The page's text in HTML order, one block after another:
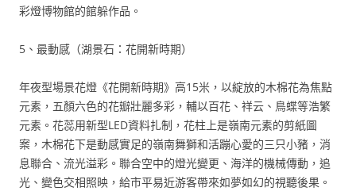
彩燈博物館的館躲作品。
5、最動感（湖景石：花開新時期）
年夜型場景花燈《花開新時期》高15米，以綻放的木棉花為焦點
元素，五顏六色的花瓣壯麗多彩，輔以百花、祥云、鳥蝶等浩繁
元素。花蕊用新型LED資料扎制，花柱上是嶺南元素的剪紙圖
案，木棉花下是動感實足的嶺南舞獅和活蹦心愛的三只小豬，消
息聯合、流光溢彩。聯合空中的燈光變更、海洋的機械傳動，追
光、變色交相照映，給市平易近游客帶來如夢如幻的視聽後果。